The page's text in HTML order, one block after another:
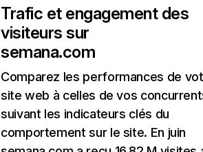
Trafic et engagement des
visiteurs sur
semana.com
Comparez les performances de
site web à celles de vos
suivant les indicateurs clés du
comportement sur le site. En juin